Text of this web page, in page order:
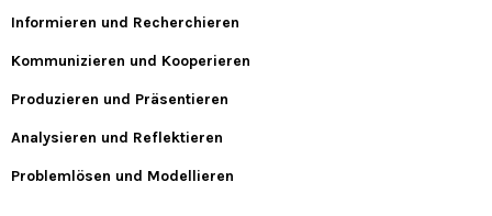
Informieren und Recherchieren
Kommunizieren und Kooperieren
Produzieren und Präsentieren
Analysieren und Reflektieren
Problemlösen und Modellieren